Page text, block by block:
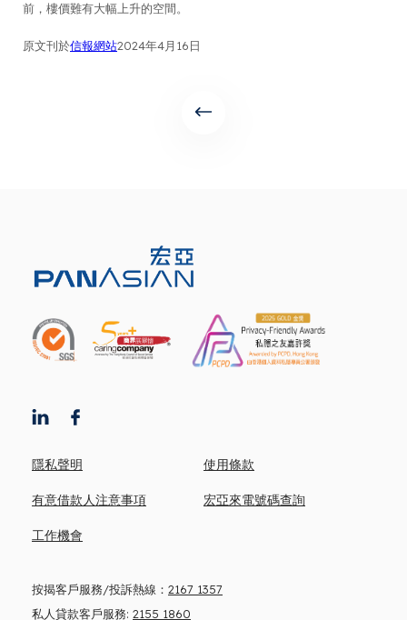
前，樓價難有大幅上升的空間。
原文刊於信報網站2024年4月16日
按揭客戶服務/投訴熱線： 2167 1357
私人貸款客戶服務: 2155 1860
隱私聲明 使用條款
有意借款人注意事項 宏亞來電號碼查詢
工作機會